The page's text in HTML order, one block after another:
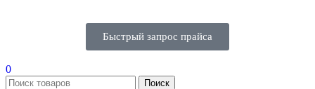
Быстрый запрос прайса
0
Поиск